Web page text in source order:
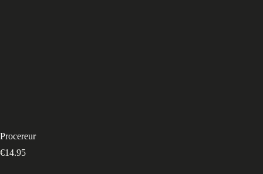
Procereur
€14.95